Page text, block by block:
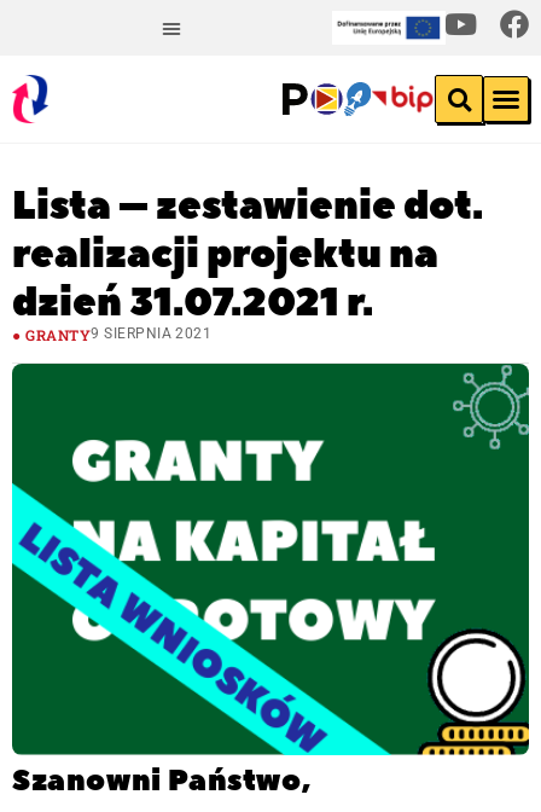
Lista – zestawienie dot.
realizacji projektu na
dzień 31.07.2021 r.
GRANTY9 SIERPNIA 2021
Szanowni Państwo,